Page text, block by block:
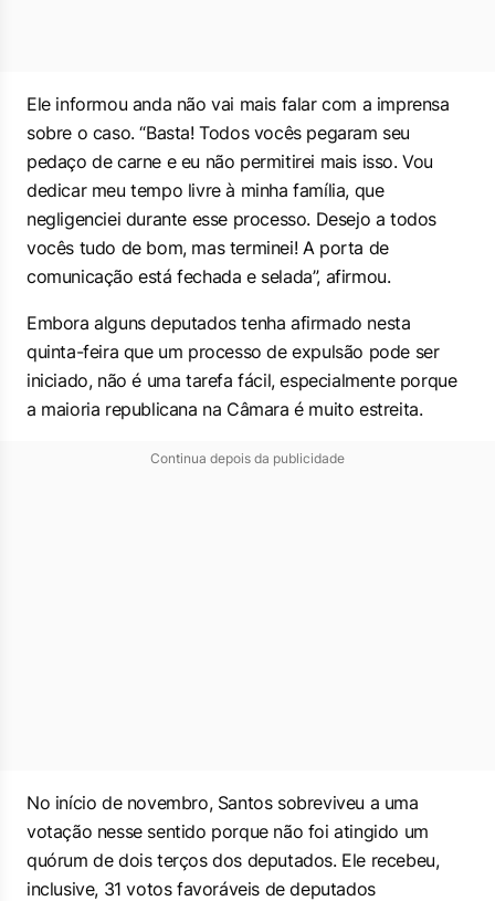
Ele informou anda não vai mais falar com a imprensa
sobre o caso. “Basta! Todos vocês pegaram seu
pedaço de carne e eu não permitirei mais isso. Vou
dedicar meu tempo livre à minha família, que
negligenciei durante esse processo. Desejo a todos
vocês tudo de bom, mas terminei! A porta de
comunicação está fechada e selada”, afirmou.
Embora alguns deputados tenha afirmado nesta
quinta-feira que um processo de expulsão pode ser
iniciado, não é uma tarefa fácil, especialmente porque
a maioria republicana na Câmara é muito estreita.
Continua depois da publicidade
No início de novembro, Santos sobreviveu a uma
votação nesse sentido porque não foi atingido um
quórum de dois terços dos deputados. Ele recebeu,
inclusive, 31 votos favoráveis de deputados